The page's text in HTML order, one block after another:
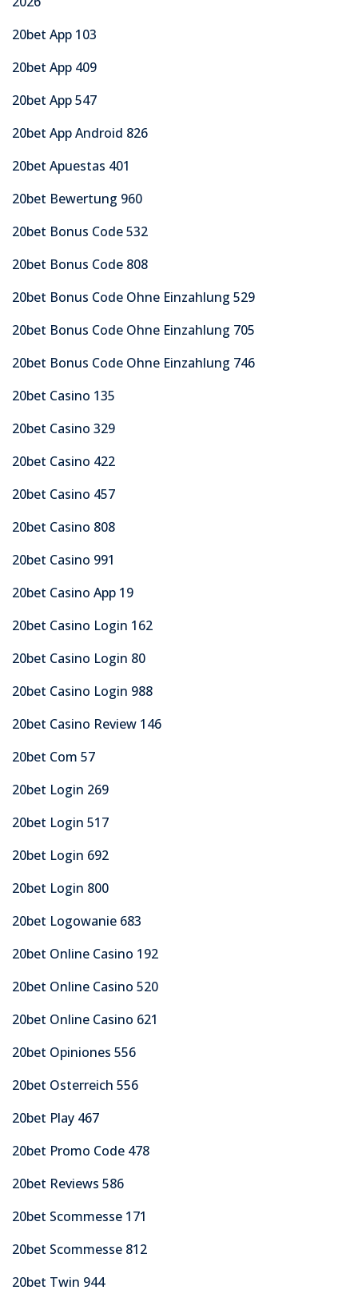
20bet App 103
20bet App 409
20bet App 547
20bet App Android 826
20bet Apuestas 401
20bet Bewertung 960
20bet Bonus Code 532
20bet Bonus Code 808
20bet Bonus Code Ohne Einzahlung 529
20bet Bonus Code Ohne Einzahlung 705
20bet Bonus Code Ohne Einzahlung 746
20bet Casino 135
20bet Casino 329
20bet Casino 422
20bet Casino 457
20bet Casino 808
20bet Casino 991
20bet Casino App 19
20bet Casino Login 162
20bet Casino Login 80
20bet Casino Login 988
20bet Casino Review 146
20bet Com 57
20bet Login 269
20bet Login 517
20bet Login 692
20bet Login 800
20bet Logowanie 683
20bet Online Casino 192
20bet Online Casino 520
20bet Online Casino 621
20bet Opiniones 556
20bet Osterreich 556
20bet Play 467
20bet Promo Code 478
20bet Reviews 586
20bet Scommesse 171
20bet Scommesse 812
20bet Twin 944